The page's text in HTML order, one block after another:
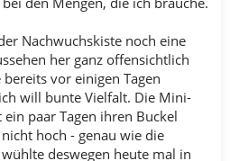
Nachwuchskiste noch eine
her ganz offensichtlich
vor einigen Tagen
will bunte Vielfalt. Die Mini-
paar Tagen ihren Buckel
hoch - genau wie die
deswegen heute mal in